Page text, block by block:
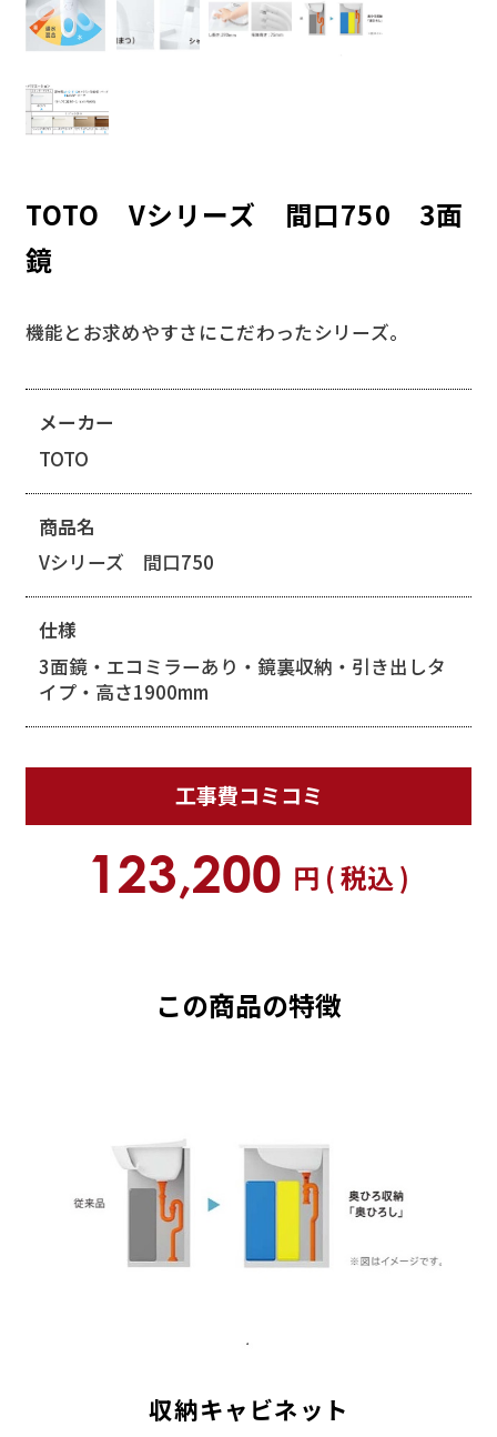
TOTO Vシリーズ 間口750 3面
鏡
機能とお求めやすさにこだわったシリーズ。
メーカー
TOTO
商品名
Vシリーズ 間口750
仕様
3面鏡・エコミラーあり・鏡裏収納・引き出しタ
イプ・高さ1900mm
工事費コミコミ
123,200 円 ( 税込 )
この商品の特徴
収納キャビネット